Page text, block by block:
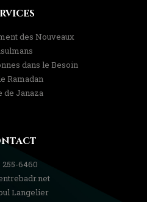
des Nouveaux
dans le Besoin
Ramadan
de Janaza
255-6460
Langelier